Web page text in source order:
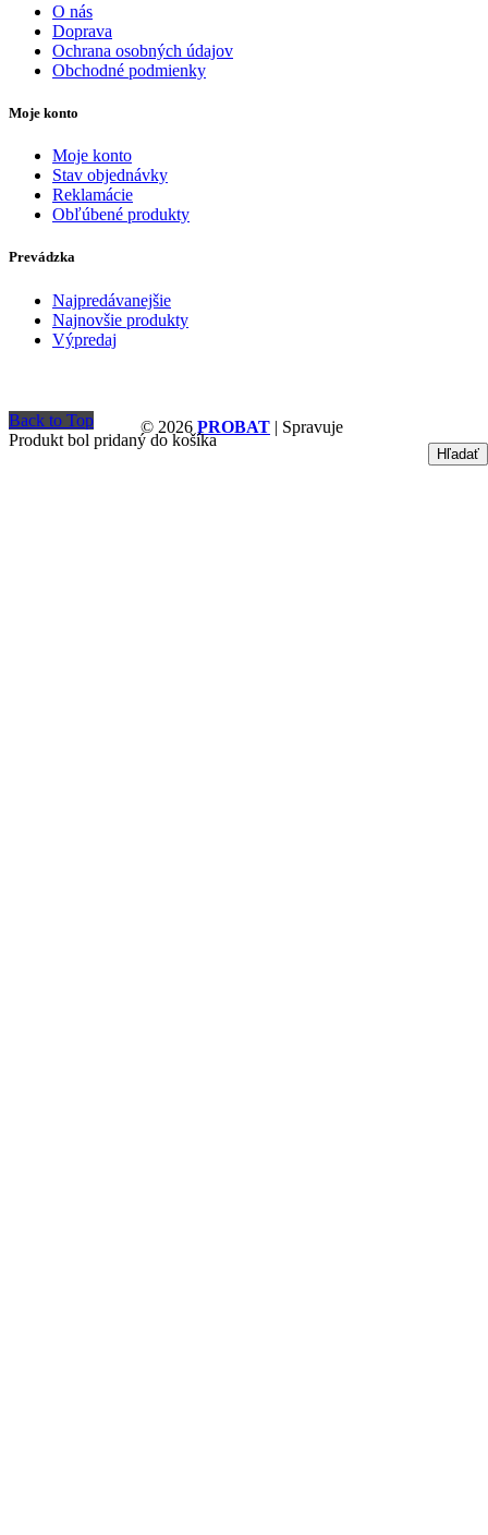
O nás
Doprava
Ochrana osobných údajov
Obchodné podmienky
Moje konto
Moje konto
Stav objednávky
Reklamácie
Obľúbené produkty
Prevádzka
Najpredávanejšie
Najnovšie produkty
Výpredaj
© 2026 PROBAT | Spravuje
Back to Top
Produkt bol pridaný do košíka